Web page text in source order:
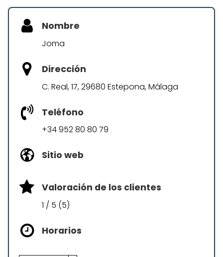
Nombre
Joma
Dirección
C. Real, 17, 29680 Estepona, Málaga
Teléfono
+34 952 80 80 79
Sitio web
Valoración de los clientes
1 / 5 (5)
Horarios